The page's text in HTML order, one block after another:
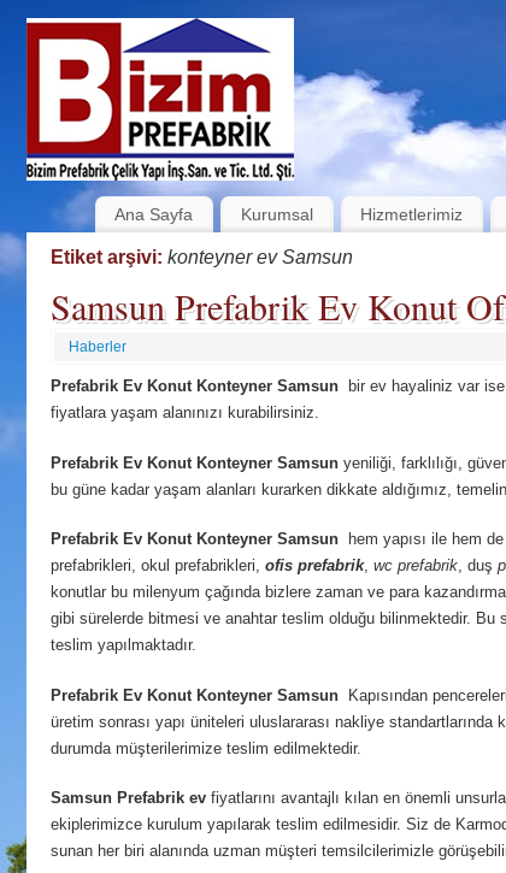
Ana Sayfa Kurumsal Hizmetlerimiz
Etiket arşivi: konteyner ev Samsun
Samsun Prefabrik Ev Konut
Haberler
Prefabrik Ev Konut Konteyner Samsun bir ev hayaliniz var ise
fiyatlara yaşam alanınızı kurabilirsiniz.
Prefabrik Ev Konut Konteyner Samsun yeniliği, farklılığı,
bu güne kadar yaşam alanları kurarken dikkate aldığımız,
Prefabrik Ev Konut Konteyner Samsun hem yapısı ile hem
prefabrikleri, okul prefabrikleri, ofis prefabrik, wc prefabrik, duş
konutlar bu milenyum çağında bizlere zaman ve para
gibi sürelerde bitmesi ve anahtar teslim olduğu bilinmektedir. Bu
teslim yapılmaktadır.
Prefabrik Ev Konut Konteyner Samsun Kapısından
üretim sonrası yapı üniteleri uluslararası nakliye
durumda müşterilerimize teslim edilmektedir.
Samsun Prefabrik ev fiyatlarını avantajlı kılan en önemli
ekiplerimizce kurulum yapılarak teslim edilmesidir. Siz de
sunan her biri alanında uzman müşteri temsilcilerimizle